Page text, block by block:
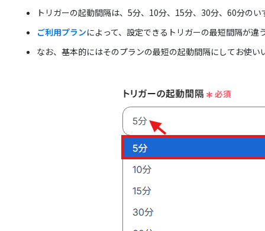
トリガーの起動間隔は、5分、10分、15分、30分、60分の
ご利用プランによって、設定できるトリガーの最短間隔が違
なお、基本的にはそのプランの最短の起動間隔にしてお使